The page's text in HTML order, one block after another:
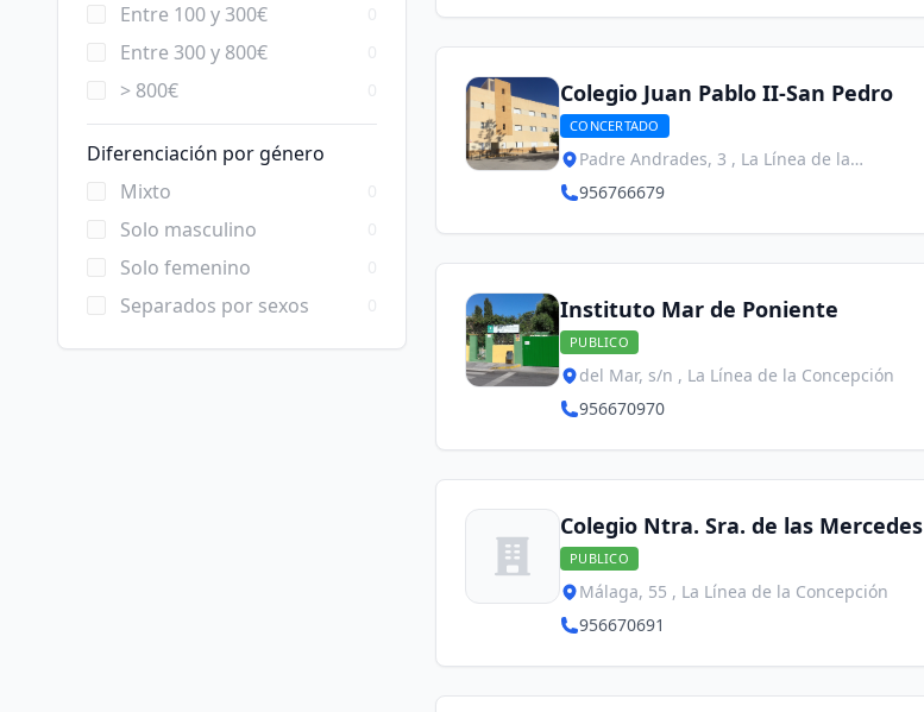
Entre 100 y 300€
Entre 300 y 800€
> 800€
Diferenciación por género
Mixto
Solo masculino
Solo femenino
Separados por sexos
Colegio Juan Pablo II-San Pedro
CONCERTADO
Padre Andrades, 3 , La Línea de la
Concepción
956766679
Instituto Mar de Poniente
PUBLICO
del Mar, s/n , La Línea de la Concepción
956670970
Colegio Ntra. Sra. de las Mercedes
PUBLICO
Málaga, 55 , La Línea de la Concepción
956670691